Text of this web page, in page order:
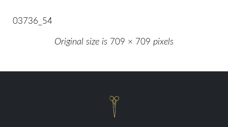
03736_54
Original size is 709 × 709 pixels
